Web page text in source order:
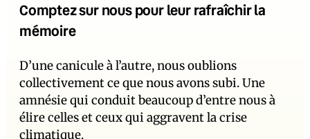
Comptez sur nous pour leur rafraîchir la
mémoire
D’une canicule à l’autre, nous oublions
collectivement ce que nous avons subi. Une
amnésie qui conduit beaucoup d’entre nous à
élire celles et ceux qui aggravent la crise
climatique.